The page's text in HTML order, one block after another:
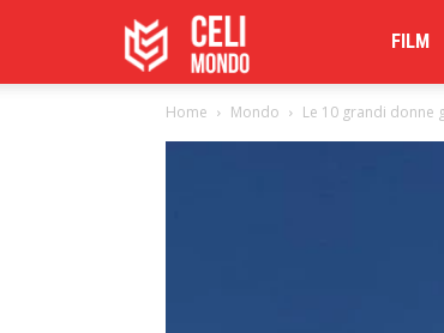
FILM
Home Mondo Le 10 grandi donne